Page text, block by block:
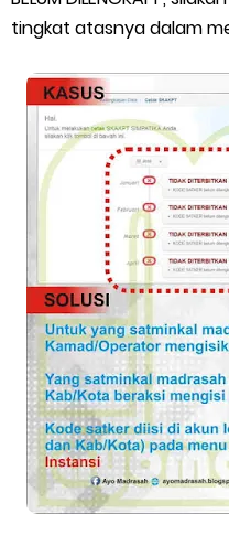
tingkat atasnya dalam